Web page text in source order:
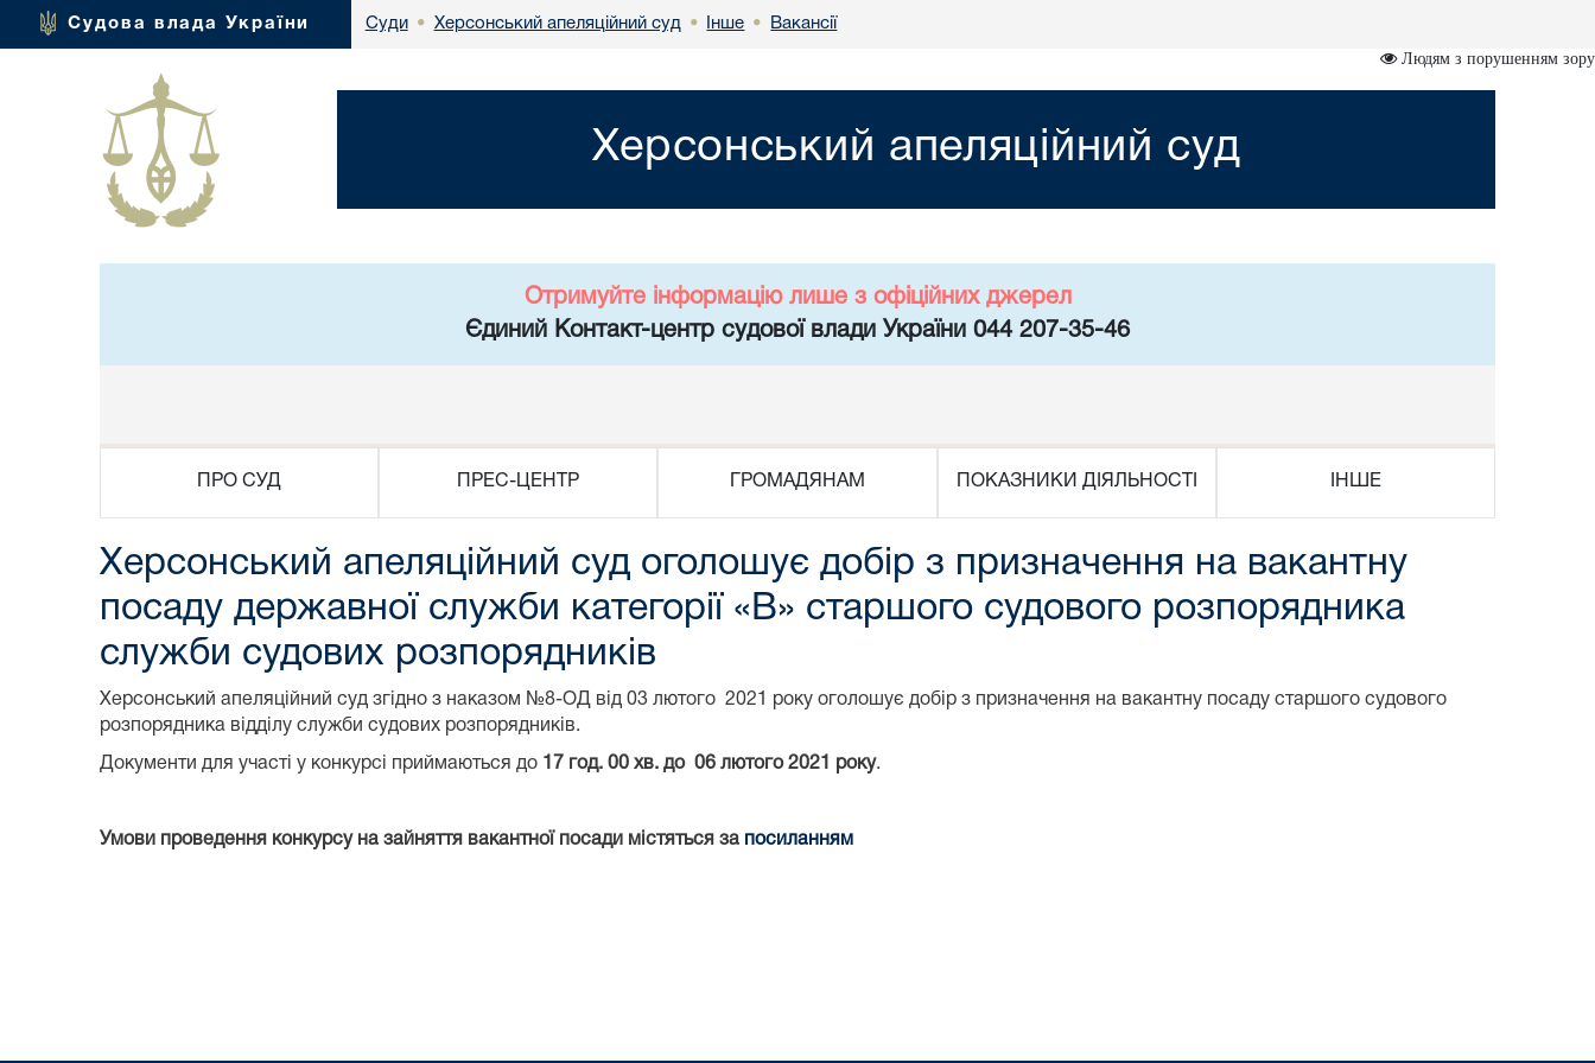
Судова влада України Суди • Херсонський апеляційний суд • Інше • Вакансії
Людям з порушенням зору
Херсонський апеляційний суд
Отримуйте інформацію лише з офіційних джерел
Єдиний Контакт-центр судової влади України 044 207-35-46
ПРО СУД ПРЕС-ЦЕНТР ГРОМАДЯНАМ ПОКАЗНИКИ ДІЯЛЬНОСТІ ІНШЕ
Херсонський апеляційний суд оголошує добір з призначення на вакантну
посаду державної служби категорії «В» старшого судового розпорядника
служби судових розпорядників
Херсонський апеляційний суд згідно з наказом №8-ОД від 03 лютого 2021 року оголошує добір з призначення на вакантну посаду старшого судового
розпорядника відділу служби судових розпорядників.
Документи для участі у конкурсі приймаються до 17 год. 00 хв. до 06 лютого 2021 року.
Умови проведення конкурсу на зайняття вакантної посади містяться за посиланням